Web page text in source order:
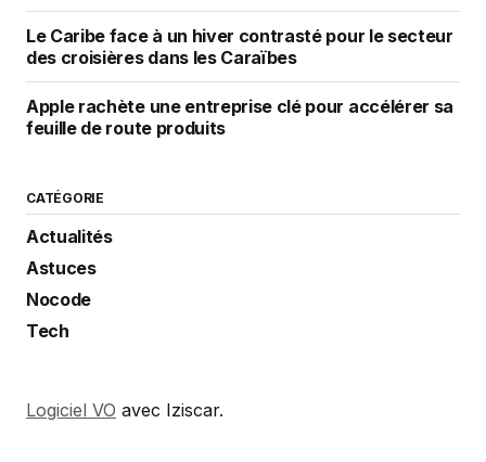
Le Caribe face à un hiver contrasté pour le secteur
des croisières dans les Caraïbes
Apple rachète une entreprise clé pour accélérer sa
feuille de route produits
CATÉGORIE
Actualités
Astuces
Nocode
Tech
Logiciel VO avec Iziscar.